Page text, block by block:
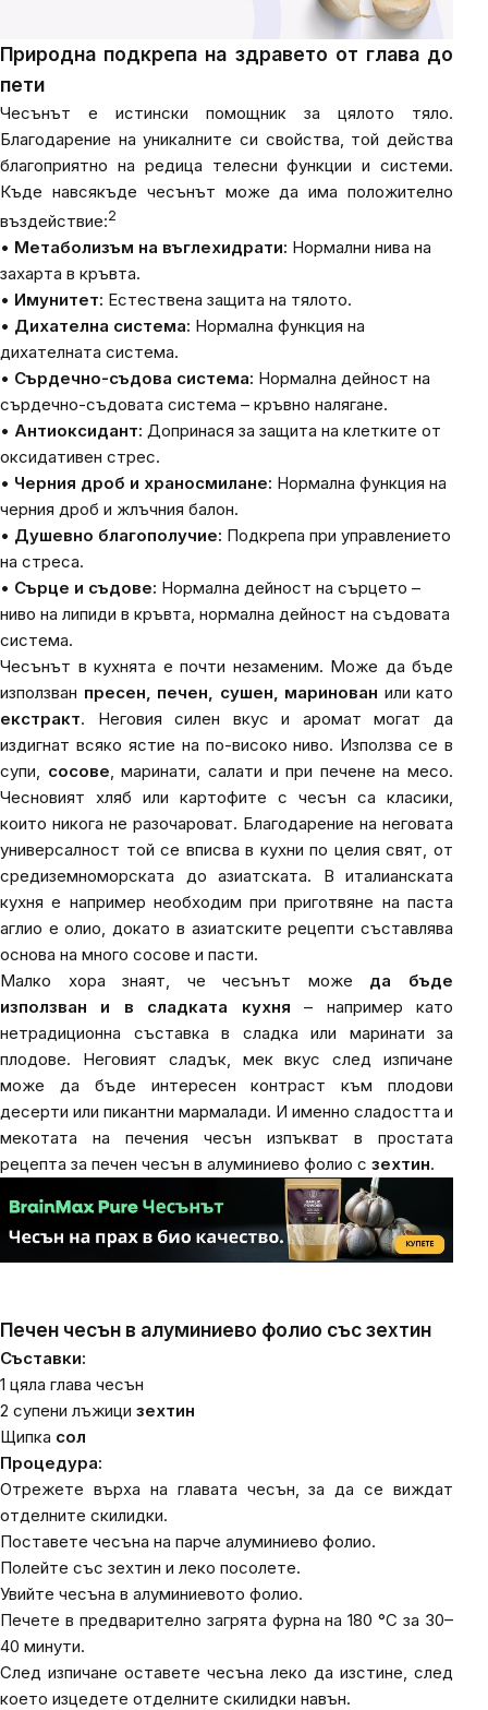
Природна подкрепа на здравето от глава до
пети
Чесънът е истински помощник за цялото тяло.
Благодарение на уникалните си свойства, той действа
благоприятно на редица телесни функции и системи.
Къде навсякъде чесънът може да има положително
въздействие:2
• Метаболизъм на въглехидрати: Нормални нива на
захарта в кръвта.
• Имунитет: Естествена защита на тялото.
• Дихателна система: Нормална функция на
дихателната система.
• Сърдечно-съдова система: Нормална дейност на
сърдечно-съдовата система – кръвно налягане.
• Антиоксидант: Допринася за защита на клетките от
оксидативен стрес.
• Черния дроб и храносмилане: Нормална функция на
черния дроб и жлъчния балон.
• Душевно благополучие: Подкрепа при управлението
на стреса.
• Сърце и съдове: Нормална дейност на сърцето –
ниво на липиди в кръвта, нормална дейност на съдовата
система.
Чесънът в кухнята е почти незаменим. Може да бъде
използван пресен, печен, сушен, маринован или като
екстракт. Неговия силен вкус и аромат могат да
издигнат всяко ястие на по-високо ниво. Използва се в
супи, сосове, маринати, салати и при печене на месо.
Чесновият хляб или картофите с чесън са класики,
които никога не разочароват. Благодарение на неговата
универсалност той се вписва в кухни по целия свят, от
средиземноморската до азиатската. В италианската
кухня е например необходим при приготвяне на паста
аглио е олио, докато в азиатските рецепти съставлява
основа на много сосове и пасти.
Малко хора знаят, че чесънът може да бъде
използван и в сладката кухня – например като
нетрадиционна съставка в сладка или маринати за
плодове. Неговият сладък, мек вкус след изпичане
може да бъде интересен контраст към плодови
десерти или пикантни мармалади. И именно сладостта и
мекотата на печения чесън изпъкват в простата
рецепта за печен чесън в алуминиево фолио с зехтин.
Печен чесън в алуминиево фолио със зехтин
Съставки:
1 цяла глава чесън
2 супени лъжици зехтин
Щипка сол
Процедура:
Отрежете върха на главата чесън, за да се виждат
отделните скилидки.
Поставете чесъна на парче алуминиево фолио.
Полейте със зехтин и леко посолете.
Увийте чесъна в алуминиевото фолио.
Печете в предварително загрята фурна на 180 °C за 30–
40 минути.
След изпичане оставете чесъна леко да изстине, след
което изцедете отделните скилидки навън.